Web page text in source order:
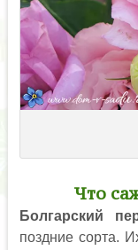
Что
Болгарский
поздние сорта.